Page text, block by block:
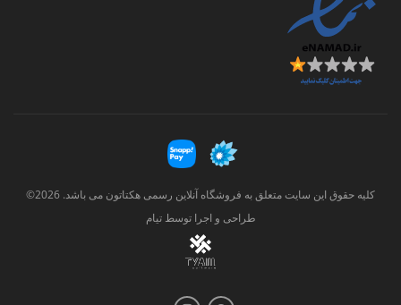
کلیه حقوق این سایت متعلق به فروشگاه آنلاین رسمی هکتاتون می باشد. 2026©
طراحی و اجرا توسطتیام